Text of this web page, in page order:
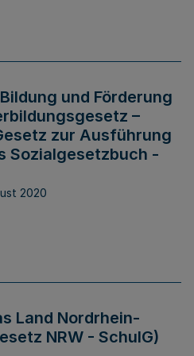
und Förderung
–
zur Ausführung
Sozialgesetzbuch -
2020
Land Nordrhein-
NRW - SchulG)